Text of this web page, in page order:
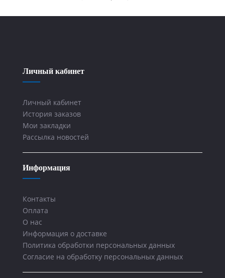
Личный кабинет
Личный кабинет
История заказов
Мои закладки
Рассылка новостей
Информация
Контакты
Оплата
О нас
Информация о доставке
Политика обработки персональных данных
Согласие на обработку персональных данных